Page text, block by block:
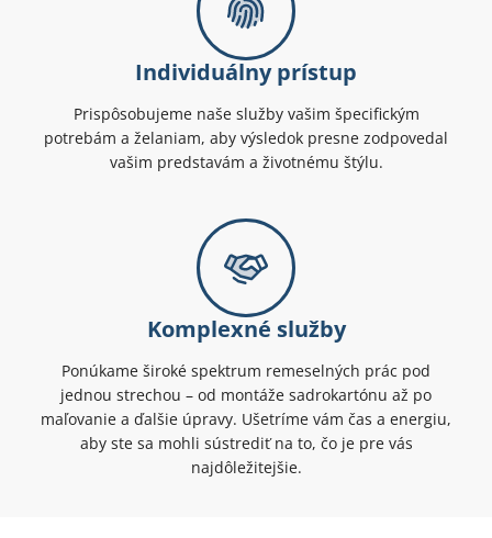
Individuálny prístup
Prispôsobujeme naše služby vašim špecifickým
potrebám a želaniam, aby výsledok presne zodpovedal
vašim predstavám a životnému štýlu.
Komplexné služby
Ponúkame široké spektrum remeselných prác pod
jednou strechou – od montáže sadrokartónu až po
maľovanie a ďalšie úpravy. Ušetríme vám čas a energiu,
aby ste sa mohli sústrediť na to, čo je pre vás
najdôležitejšie.